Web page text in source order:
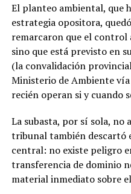
El planteo ambiental, que
estrategia opositora,
remarcaron que el
sino que está previsto en
(la convalidación
Ministerio de Ambiente vía
recién operan si y cuando
La subasta, por sí sola, no
tribunal también descartó
central: no existe peligro
transferencia de dominio
material inmediato sobre